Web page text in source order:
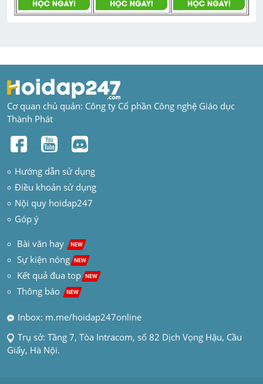
Cơ quan chủ quản: Công ty Cổ phần Công nghệ Giáo dục
Thành Phát
Hướng dẫn sử dụng
Điều khoản sử dụng
Nội quy hoidap247
Góp ý
Bài văn hay NEW
Sự kiện nóng NEW
Kết quả đua top NEW
Thông báo NEW
Inbox: m.me/hoidap247online
Trụ sở: Tầng 7, Tòa Intracom, số 82 Dịch Vọng Hậu, Cầu
Giấy, Hà Nội.